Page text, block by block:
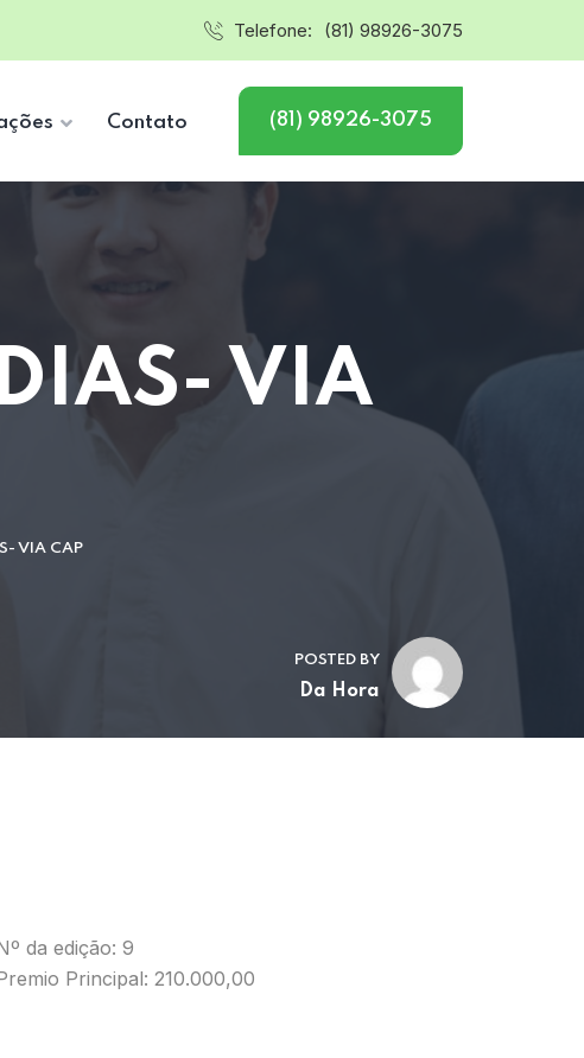
Telefone: (81) 98926-3075
Contato (81) 98926-3075
VIA
VIA CAP
POSTED BY
Da Hora
da edição: 9
Principal: 210.000,00